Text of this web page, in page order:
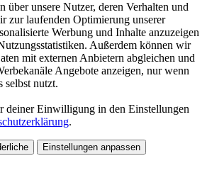
über unsere Nutzer, deren Verhalten und
zur laufenden Optimierung unserer
Werbung und Inhalte anzuzeigen
Außerdem können wir
mit externen Anbietern abgleichen und
Angebote anzeigen, nur wenn
selbst nutzt.
deiner Einwilligung in den Einstellungen
.
Einstellungen anpassen